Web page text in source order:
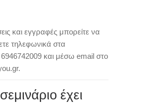
και εγγραφές μπορείτε να
τηλεφωνικά στα
και μέσω email στο
έχει